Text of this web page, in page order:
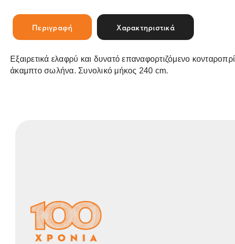
Περιγραφή Χαρακτηριστικά
Εξαιρετικά ελαφρύ και δυνατό επαναφορτιζόμενο
άκαμπτο σωλήνα. Συνολικό μήκος 240 cm.